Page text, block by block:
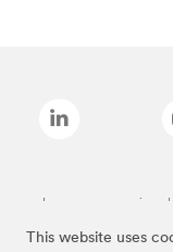
This website uses
Las marcas